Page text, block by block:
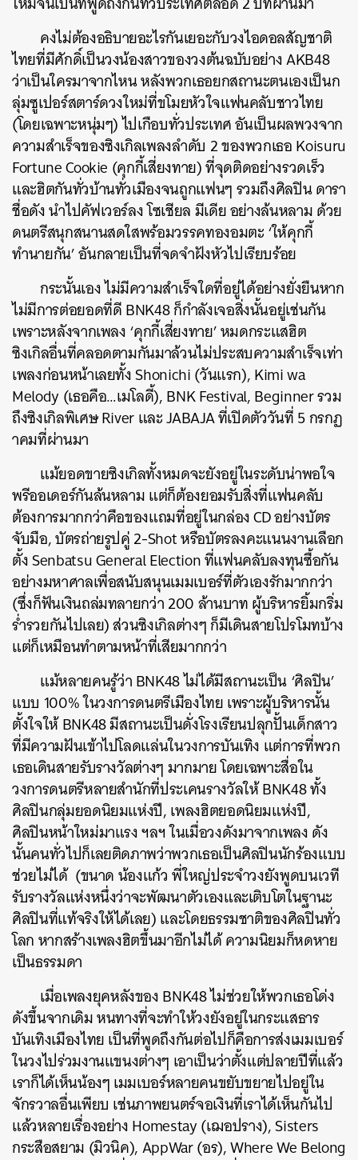
คงไม่ต้องอธิบายอะไรกันเยอะกับวงไอดอลสัญชาติ
ไทยที่มีศักดิ์เป็นวงน้องสาวของวงต้นฉบับอย่าง AKB48
ว่าเป็นใครมาจากไหน หลังพวกเธอยกสถานะตนเองเป็นก
ลุ่มซูเปอร์สตาร์ดวงใหม่ที่ขโมยหัวใจแฟนคลับชาวไทย
(โดยเฉพาะหนุ่มๆ) ไปเกือบทั่วประเทศ อันเป็นผลพวงจาก
ความสำเร็จของซิงเกิลเพลงลำดับ 2 ของพวกเธอ Koisuru
Fortune Cookie (คุกกี้เสี่ยงทาย) ที่จุดติดอย่างรวดเร็ว
และฮิตกันทั่วบ้านทั่วเมืองจนถูกแฟนๆ รวมถึงศิลปิน ดารา
ชื่อดัง นำไปคัฟเวอร์ลง โซเชียล มีเดีย อย่างล้นหลาม ด้วย
ดนตรีสนุกสนานสดใสพร้อมวรรคทองอมตะ ‘ให้คุกกี้
ทำนายกัน’ อันกลายเป็นที่จดจำฝังหัวไปเรียบร้อย
กระนั้นเอง ไม่มีความสำเร็จใดที่อยู่ได้อย่างยั่งยืนหาก
ไม่มีการต่อยอดที่ดี BNK48 ก็กำลังเจอสิ่งนั้นอยู่เช่นกัน
เพราะหลังจากเพลง ‘คุกกี้เสี่ยงทาย’ หมดกระแสฮิต
ซิงเกิลอื่นที่คลอดตามกันมาล้วนไม่ประสบความสำเร็จเท่า
เพลงก่อนหน้าเลยทั้ง Shonichi (วันแรก), Kimi wa
Melody (เธอคือ…เมโลดี้), BNK Festival, Beginner รวม
ถึงซิงเกิลพิเศษ River และ JABAJA ที่เปิดตัววันที่ 5 กรกฏ
าคมที่ผ่านมา
แม้ยอดขายซิงเกิลทั้งหมดจะยังอยู่ในระดับน่าพอใจ
พรีออเดอร์กันล้นหลาม แต่ก็ต้องยอมรับสิ่งที่แฟนคลับ
ต้องการมากกว่าคือของแถมที่อยู่ในกล่อง CD อย่างบัตร
จับมือ, บัตรถ่ายรูปคู่ 2-Shot หรือบัตรลงคะแนนงานเลือก
ตั้ง Senbatsu General Election ที่แฟนคลับลงทุนซื้อกัน
อย่างมหาศาลเพื่อสนับสนุนเมมเบอร์ที่ตัวเองรักมากกว่า
(ซึ่งก็ฟันเงินถล่มทลายกว่า 200 ล้านบาท ผู้บริหารยิ้มกริ่ม
ร่ำรวยกันไปเลย) ส่วนซิงเกิลต่างๆ ก็มีเดินสายโปรโมทบ้าง
แต่ก็เหมือนทำตามหน้าที่เสียมากกว่า
แม้หลายคนรู้ว่า BNK48 ไม่ได้มีสถานะเป็น ‘ศิลปิน’
แบบ 100% ในวงการดนตรีเมืองไทย เพราะผู้บริหารนั้น
ตั้งใจให้ BNK48 มีสถานะเป็นดั่งโรงเรียนปลุกปั้นเด็กสาว
ที่มีความฝันเข้าไปโลดแล่นในวงการบันเทิง แต่การที่พวก
เธอเดินสายรับรางวัลต่างๆ มากมาย โดยเฉพาะสื่อใน
วงการดนตรีหลายสำนักที่ประเคนรางวัลให้ BNK48 ทั้ง
ศิลปินกลุ่มยอดนิยมแห่งปี, เพลงฮิตยอดนิยมแห่งปี,
ศิลปินหน้าใหม่มาแรง ฯลฯ ในเมื่อวงดังมาจากเพลง ดัง
นั้นคนทั่วไปก็เลยติดภาพว่าพวกเธอเป็นศิลปินนักร้องแบบ
ช่วยไม่ได้ (ขนาด น้องแก้ว พี่ใหญ่ประจำวงยังพูดบนเวที
รับรางวัลแห่งหนึ่งว่าจะพัฒนาตัวเองและเติบโตในฐานะ
ศิลปินที่แท้จริงให้ได้เลย) และโดยธรรมชาติของศิลปินทั่ว
โลก หากสร้างเพลงฮิตขึ้นมาอีกไม่ได้ ความนิยมก็หดหาย
เป็นธรรมดา
เมื่อเพลงยุคหลังของ BNK48 ไม่ช่วยให้พวกเธอโด่ง
ดังขึ้นจากเดิม หนทางที่จะทำให้วงยังอยู่ในกระแสธาร
บันเทิงเมืองไทย เป็นที่พูดถึงกันต่อไปก็คือการส่งเมมเบอร์
ในวงไปร่วมงานแขนงต่างๆ เอาเป็นว่าตั้งแต่ปลายปีที่แล้ว
เราก็ได้เห็นน้องๆ เมมเบอร์หลายคนขยับขยายไปอยู่ใน
จักรวาลอื่นเพียบ เช่นภาพยนตร์จอเงินที่เราได้เห็นกันไป
แล้วหลายเรื่องอย่าง Homestay (เฌอปราง), Sisters
กระสือสยาม (มิวนิค), AppWar (อร), Where We Belong